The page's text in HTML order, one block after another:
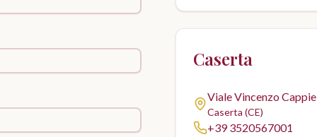
Caserta
Viale Vincenzo
Caserta (CE)
+39 3520567001